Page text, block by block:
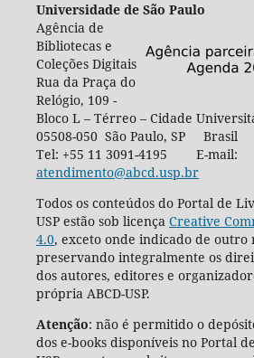
Universidade de São Paulo
Agência de
Bibliotecas e
Coleções Digitais
Rua da Praça do
Relógio, 109 -
Bloco L – Térreo – Cidade
05508-050 São Paulo, SP Brasil
Tel: +55 11 3091-4195 E-mail:
atendimento@abcd.usp.br
Todos os conteúdos do Portal de
USP estão sob licença Creative
4.0, exceto onde indicado de outro
preservando integralmente os
dos autores, editores e
própria ABCD-USP.
Atenção: não é permitido o
dos e-books disponíveis no Portal